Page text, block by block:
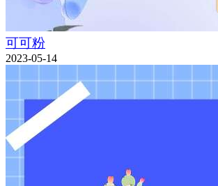
可可粉
2023-05-14